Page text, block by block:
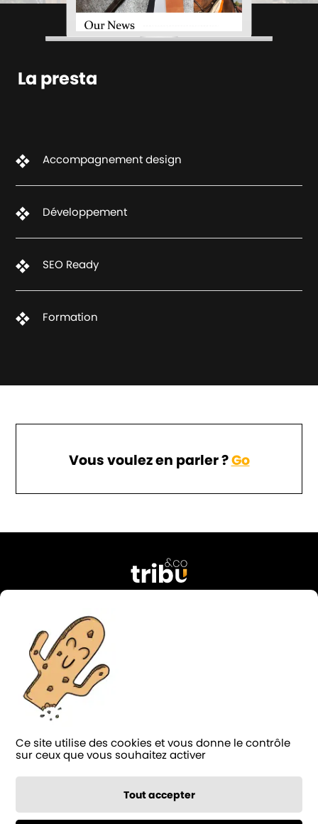
La presta
Accompagnement design
Développement
SEO Ready
Formation
Vous voulez en parler ?Go
contact@tribu-and-co.fr
LinkedIn Facebook Instagram
Blog
Ce site utilise des cookies et vous donne le contrôle
sur ceux que vous souhaitez activer
Tout accepter